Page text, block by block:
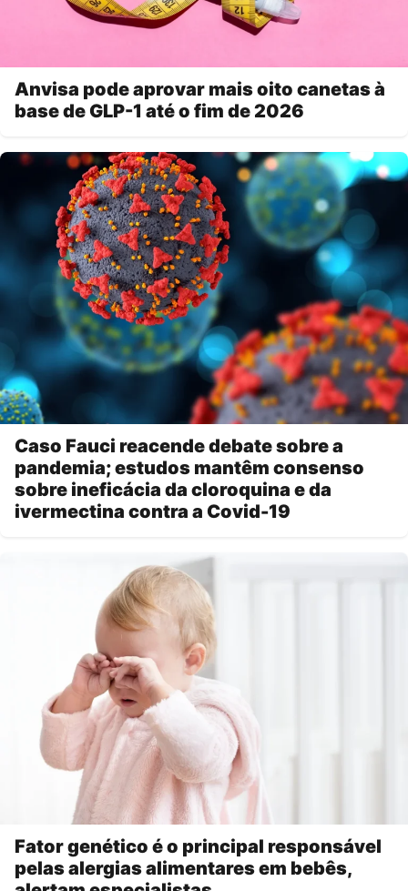
Anvisa pode aprovar mais oito canetas à
base de GLP-1 até o fim de 2026
Caso Fauci reacende debate sobre a
pandemia; estudos mantêm consenso
sobre ineficácia da cloroquina e da
ivermectina contra a Covid-19
Fator genético é o principal responsável
pelas alergias alimentares em bebês,